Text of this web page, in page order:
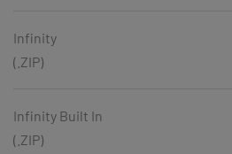
Infinity
(.ZIP)
Infinity Built In
(.ZIP)